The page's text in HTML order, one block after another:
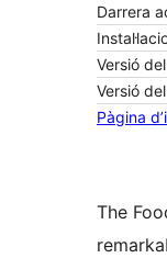
Darrera
Versió
Versió
Pàgina
The